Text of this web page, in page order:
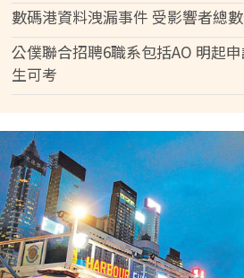
數碼港資料洩漏事件 受影響者總
公僕聯合招聘6職系包括AO 明起
生可考